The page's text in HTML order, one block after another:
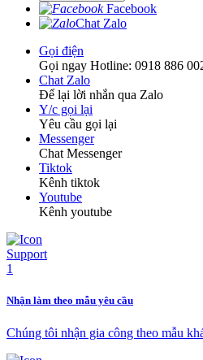
Facebook
Chat Zalo
Gọi điện
Gọi ngay Hotline: 0918 886
Chat Zalo
Để lại lời nhắn qua Zalo
Y/c gọi lại
Yêu cầu gọi lại
Messenger
Chat Messenger
Tiktok
Kênh tiktok
Youtube
Kênh youtube
Nhận làm theo mẫu yêu cầu
Chúng tôi nhận gia công theo mẫu